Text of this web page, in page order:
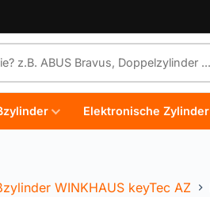
Elektronische Zylinder
WINKHAUS keyTec AZ